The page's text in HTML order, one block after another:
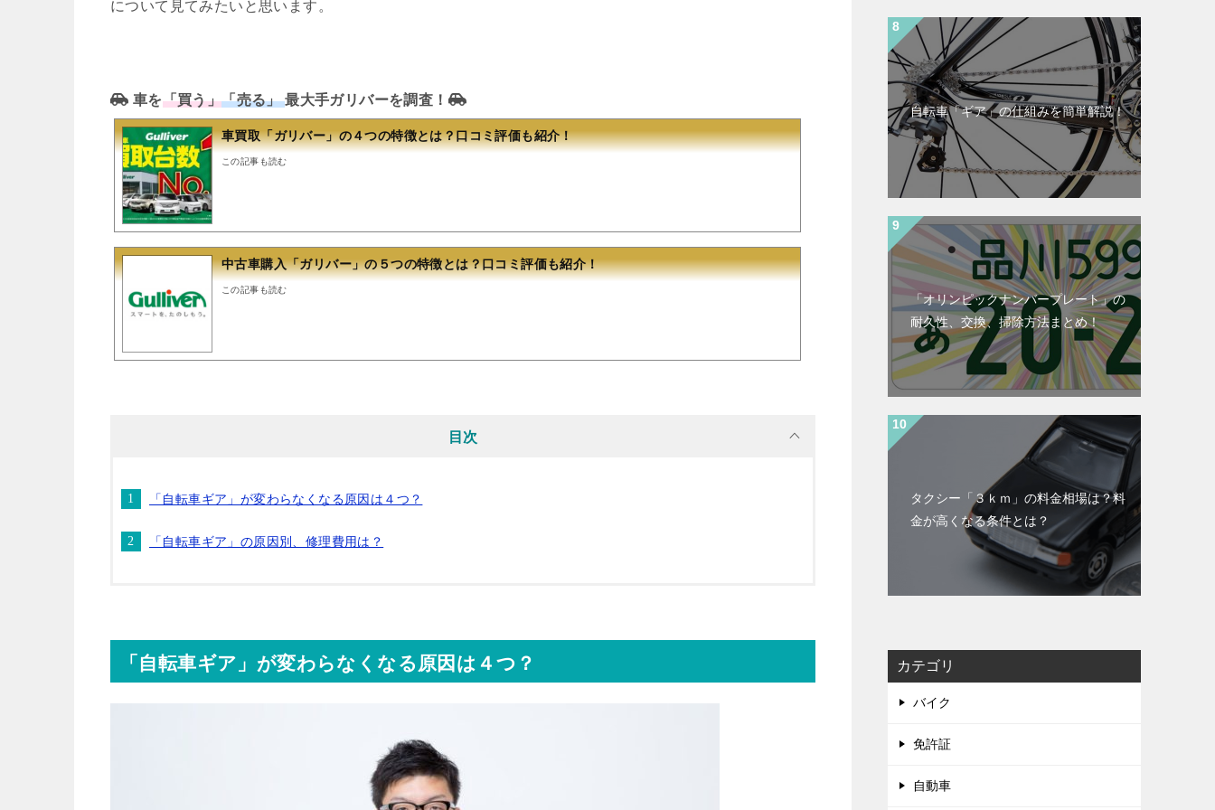
について見てみたいと思います。
車を「買う」「売る」最大手ガリバーを調査！
車買取「ガリバー」の４つの特徴とは？口コミ評価も紹介！
この記事も読む
中古車購入「ガリバー」の５つの特徴とは？口コミ評価も紹介！
この記事も読む
目次
「自転車ギア」が変わらなくなる原因は４つ？
「自転車ギア」の原因別、修理費用は？
「自転車ギア」が変わらなくなる原因は４つ？
自転車「ギア」の仕組みを簡単解説！
「オリンピックナンバープレート」の
耐久性、交換、掃除方法まとめ！
タクシー「３ｋｍ」の料金相場は？料
金が高くなる条件とは？
カテゴリ
バイク
免許証
自動車